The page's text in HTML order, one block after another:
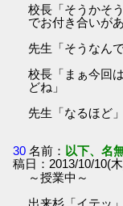
校長「そうかそ
でお付き合いが
先生「そうなんで
校長「まぁ今回
どね」
先生「なるほど」
30 名前： 以下、名
稿日：2013/10/10(
～授業中～
出来杉「イテッ